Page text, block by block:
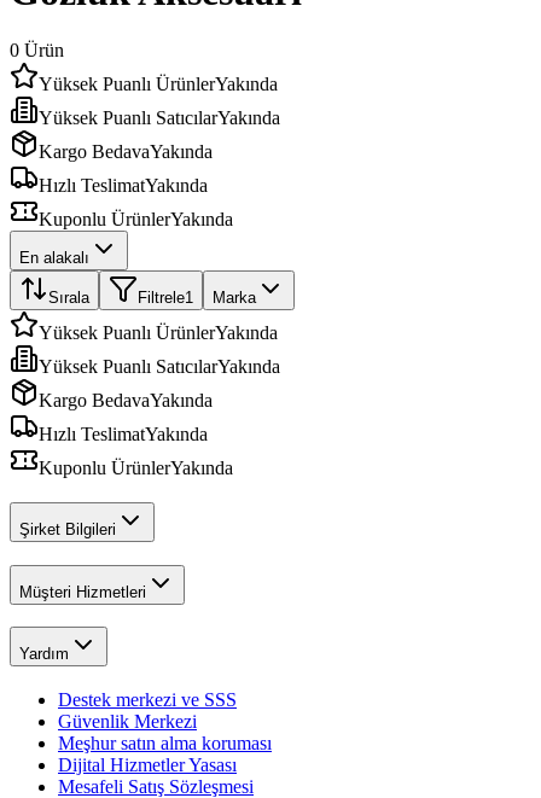
0 Ürün
Yüksek Puanlı ÜrünlerYakında
Yüksek Puanlı SatıcılarYakında
Kargo BedavaYakında
Hızlı TeslimatYakında
Kuponlu ÜrünlerYakında
En alakalı
Sırala Filtrele1 Marka
Yüksek Puanlı ÜrünlerYakında
Yüksek Puanlı SatıcılarYakında
Kargo BedavaYakında
Hızlı TeslimatYakında
Kuponlu ÜrünlerYakında
Şirket Bilgileri
Müşteri Hizmetleri
Yardım
Destek merkezi ve SSS
Güvenlik Merkezi
Meşhur satın alma koruması
Dijital Hizmetler Yasası
Mesafeli Satış Sözleşmesi